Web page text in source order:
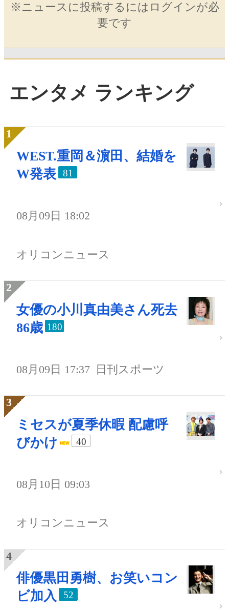
※ニュースに投稿するにはログインが必
要です
エンタメ ランキング
WEST.重岡＆濵田、結婚を
W発表
81
08月09日 18:02
オリコンニュース
女優の小川真由美さん死去
86歳 180
08月09日 17:37 日刊スポーツ
ミセスが夏季休暇 配慮呼
びかけ
40
08月10日 09:03
オリコンニュース
俳優黒田勇樹、お笑いコン
ビ加入
52